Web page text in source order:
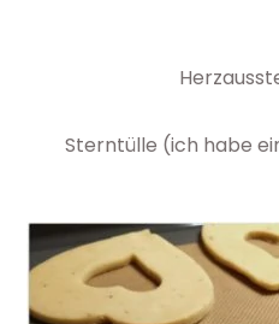
Sterntülle (ich habe